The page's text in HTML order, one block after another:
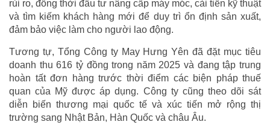
rủi ro, đồng thời đầu tư nâng cấp máy móc, cải tiến kỹ thuật
và tìm kiếm khách hàng mới để duy trì ổn định sản xuất,
đảm bảo việc làm cho người lao động.
Tương tự, Tổng Công ty May Hưng Yên đã đặt mục tiêu
doanh thu 616 tỷ đồng trong năm 2025 và đang tập trung
hoàn tất đơn hàng trước thời điểm các biện pháp thuế
quan của Mỹ được áp dụng. Công ty cũng theo dõi sát
diễn biến thương mại quốc tế và xúc tiến mở rộng thị
trường sang Nhật Bản, Hàn Quốc và châu Âu.